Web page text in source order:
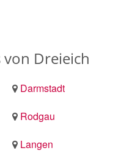
Dreieich
Darmstadt
Rodgau
Langen